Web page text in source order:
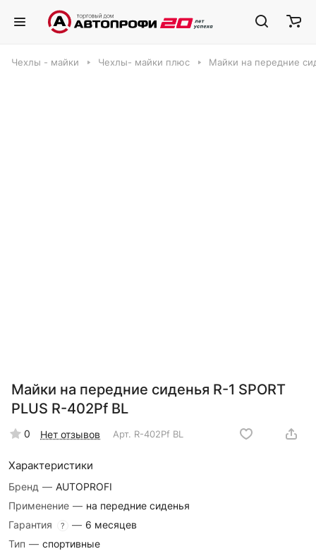
Чехлы - майки Чехлы- майки плюс Майки на передние
Майки на передние сиденья R-1 SPORT
PLUS R-402Pf BL
0 Нет отзывов Арт. R-402Pf BL
Характеристики
Бренд — AUTOPROFI
Применение — на передние сиденья
Гарантия
? — 6 месяцев
Тип — спортивные